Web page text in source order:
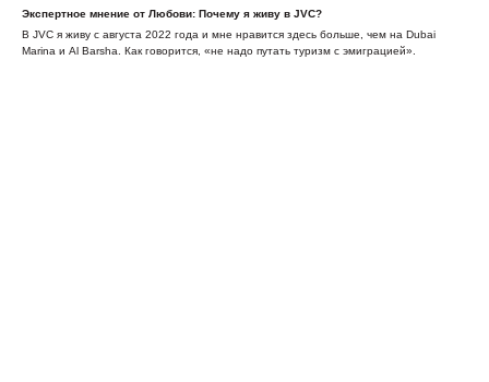
Экспертное мнение от Любови: Почему я живу в JVC?
В JVC я живу с августа 2022 года и мне нравится здесь больше, чем на Dubai
Marina и Al Barsha. Как говорится, «не надо путать туризм с эмиграцией».